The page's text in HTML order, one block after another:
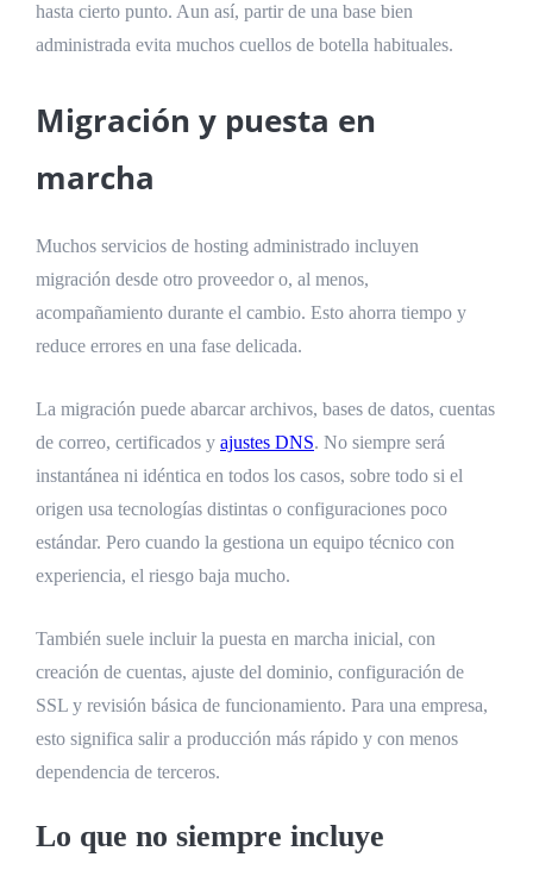
hasta cierto punto. Aun así, partir de una base bien
administrada evita muchos cuellos de botella habituales.
Migración y puesta en
marcha
Muchos servicios de hosting administrado incluyen
migración desde otro proveedor o, al menos,
acompañamiento durante el cambio. Esto ahorra tiempo y
reduce errores en una fase delicada.
La migración puede abarcar archivos, bases de datos, cuentas
de correo, certificados y ajustes DNS. No siempre será
instantánea ni idéntica en todos los casos, sobre todo si el
origen usa tecnologías distintas o configuraciones poco
estándar. Pero cuando la gestiona un equipo técnico con
experiencia, el riesgo baja mucho.
También suele incluir la puesta en marcha inicial, con
creación de cuentas, ajuste del dominio, configuración de
SSL y revisión básica de funcionamiento. Para una empresa,
esto significa salir a producción más rápido y con menos
dependencia de terceros.
Lo que no siempre incluye